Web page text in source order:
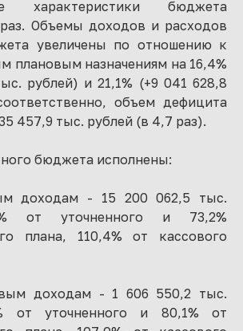
характеристики бюджета
раз. Объемы доходов и расходов
увеличены по отношению к
плановым назначениям на 16,4%
рублей) и 21,1% (+9 041 628,8
объем дефицита
457,9 тыс. рублей (в 4,7 раз).
бюджета исполнены:
доходам - 15 200 062,5 тыс.
от уточненного и 73,2%
плана, 110,4% от кассового
доходам - 1 606 550,2 тыс.
от уточненного и 80,1% от